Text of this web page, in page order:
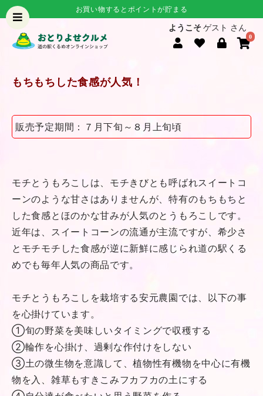
お買い物するとポイントが貯まる
ようこそゲスト さん
0
もちもちした食感が人気！
販売予定期間：７月下旬～８月上旬頃
モチとうもろこしは、モチきびとも呼ばれスイートコ
ーンのような甘さはありませんが、特有のもちもちと
した食感とほのかな甘みが人気のとうもろこしです。
近年は、スイートコーンの流通が主流ですが、希少さ
とモチモチした食感が逆に新鮮に感じられ道の駅くる
めでも毎年人気の商品です。
モチとうもろこしを栽培する安元農園では、以下の事
を心掛けています。
①旬の野菜を美味しいタイミングで収穫する
②輪作を心掛け、過剰な作付けをしない
③土の微生物を意識して、植物性有機物を中心に有機
物を入、雑草もすきこみフカフカの土にする